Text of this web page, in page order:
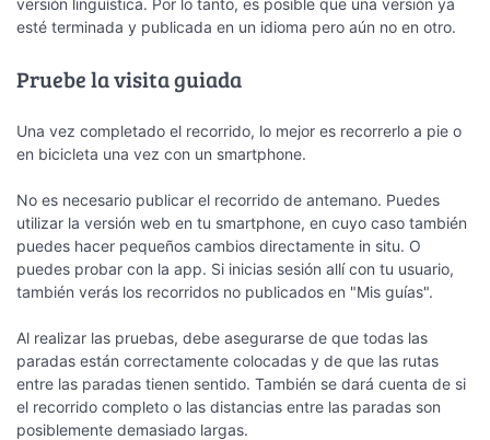
esté terminada y publicada en un idioma pero aún no en otro.
Pruebe la visita guiada
Una vez completado el recorrido, lo mejor es recorrerlo a pie o
en bicicleta una vez con un smartphone.
No es necesario publicar el recorrido de antemano. Puedes
utilizar la versión web en tu smartphone, en cuyo caso también
puedes hacer pequeños cambios directamente in situ. O
puedes probar con la app. Si inicias sesión allí con tu usuario,
también verás los recorridos no publicados en "Mis guías".
Al realizar las pruebas, debe asegurarse de que todas las
paradas están correctamente colocadas y de que las rutas
entre las paradas tienen sentido. También se dará cuenta de si
el recorrido completo o las distancias entre las paradas son
posiblemente demasiado largas.